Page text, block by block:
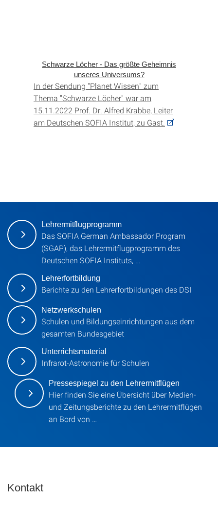
Schwarze Löcher - Das größte Geheimnis
unseres Universums?
In der Sendung "Planet Wissen" zum
Thema "Schwarze Löcher" war am
15.11.2022 Prof. Dr. Alfred Krabbe, Leiter
am Deutschen SOFIA Institut, zu Gast.
Lehrermitflugprogramm
Das SOFIA German Ambassador Program
(SGAP), das Lehrermitflugprogramm des
Deutschen SOFIA Instituts, …
Lehrerfortbildung
Berichte zu den Lehrerfortbildungen des DSI
Netzwerkschulen
Schulen und Bildungseinrichtungen aus dem
gesamten Bundesgebiet
Unterrichtsmaterial
Infrarot-Astronomie für Schulen
Pressespiegel zu den Lehrermitflügen
Hier finden Sie eine Übersicht über Medien-
und Zeitungsberichte zu den Lehrermitflügen
an Bord von …
Kontakt